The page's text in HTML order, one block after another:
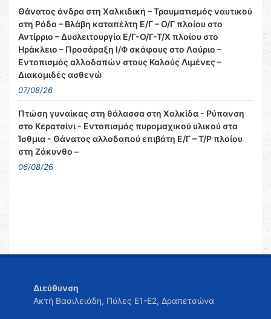
Θάνατος άνδρα στη Χαλκιδική – Τραυματισμός ναυτικού
στη Ρόδο – Βλάβη καταπέλτη Ε/Γ – Ο/Γ πλοίου στο
Αντίρριο – Δυσλειτουργία Ε/Γ-Ο/Γ-Τ/Χ πλοίου στο
Ηράκλειο – Προσάραξη Ι/Φ σκάφους στο Λαύριο –
Εντοπισμός αλλοδαπών στους Καλούς Λιμένες –
Διακομιδές ασθενώ
07/08/26
Πτώση γυναίκας στη θάλασσα στη Χαλκίδα - Ρύπανση
στο Κερατσίνι - Εντοπισμός πυρομαχικού υλικού στα
Ίσθμια - Θάνατος αλλοδαπού επιβάτη Ε/Γ – Τ/Ρ πλοίου
στη Ζάκυνθο –
06/08/26
Διεύθυνση
Ακτή Βασιλειάδη, Πύλες Ε1-Ε2, Δραπετσώνα